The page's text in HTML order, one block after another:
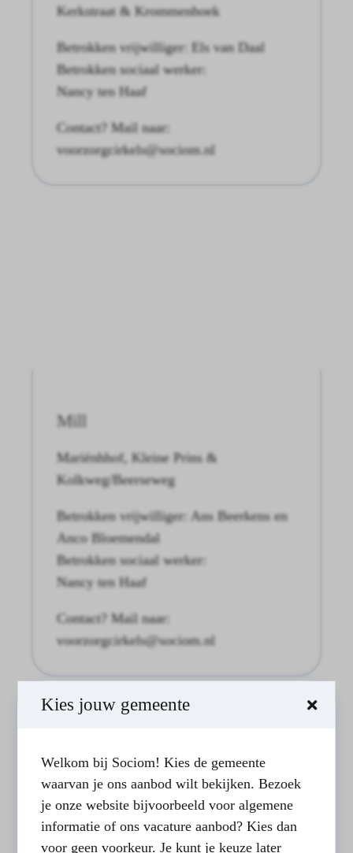
Kerkstraat & Krommenhoek
Betrokken vrijwilliger: Els van Daal
Betrokken sociaal werker:
Nancy ten Haaf
Contact? Mail naar:
voorzorgcirkels@sociom.nl
Mill
Mariënhhof, Kleine Prins &
Kolkweg/Beerseweg
Betrokken vrijwilliger: Ans Beerkens en
Anco Bloemendal
Betrokken sociaal werker:
Nancy ten Haaf
Contact? Mail naar:
voorzorgcirkels@sociom.nl
Kies jouw gemeente
Welkom bij Sociom! Kies de gemeente
waarvan je ons aanbod wilt bekijken. Bezoek
je onze website bijvoorbeeld voor algemene
informatie of ons vacature aanbod? Kies dan
voor geen voorkeur. Je kunt je keuze later